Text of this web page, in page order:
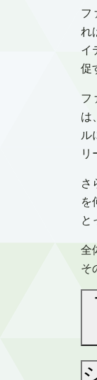
フ
れ
イ
促
フ
は
ル
リ
さ
を
と
全
そ